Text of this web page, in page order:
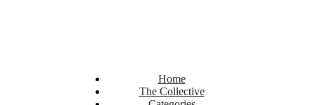
Home
The Collective